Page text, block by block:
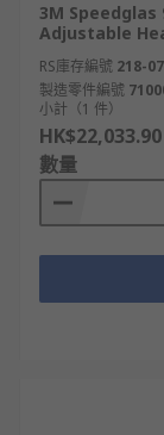
protection
lightweight.
What are
darkening
fixed-
that have a
those that
portal. Fixed
in place once
3M Speedglas
Adjustable
RS庫存編號 218-
製造零件編號
小計（1 件）
HK$22,033.90
數量